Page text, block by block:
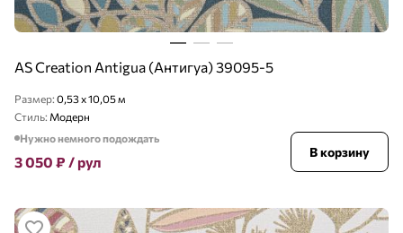
AS Creation Antigua (Антигуа) 39095-5
Размер: 0,53 x 10,05 м
Стиль: Модерн
Нужно немного подождать
3 050 ₽ / рул
В корзину